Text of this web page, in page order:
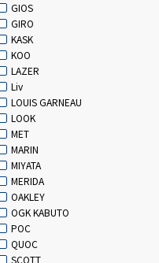
GIOS
GIRO
KASK
KOO
LAZER
Liv
LOUIS GARNEAU
LOOK
MET
MARIN
MIYATA
MERIDA
OAKLEY
OGK KABUTO
POC
QUOC
SCOTT